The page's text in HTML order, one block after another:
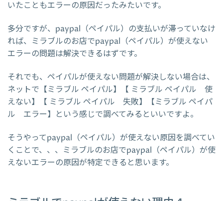
いたこともエラーの原因だったみたいです。
多分ですが、paypal（ペイパル）の支払いが滞っていなけ
れば、ミラブルのお店でpaypal（ペイパル）が使えない
エラーの問題は解決できるはずです。
それでも、ペイパルが使えない問題が解決しない場合は、
ネットで【ミラブル ペイパル】【 ミラブル ペイパル 使
えない】【 ミラブル ペイパル 失敗】【ミラブル ペイパ
ル エラー】という感じで調べてみるといいですよ。
そうやってpaypal（ペイパル）が使えない原因を調べてい
くことで、、、ミラブルのお店でpaypal（ペイパル）が使
えないエラーの原因が特定できると思います。